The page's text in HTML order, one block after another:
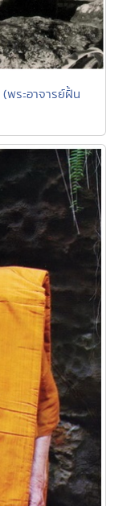
พระอาจารย์ฝั้น